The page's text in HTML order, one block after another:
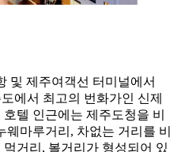
및 제주여객선 터미널에서
에서 최고의 번화가인 신제
텔 인근에는 제주도청을 비
마루거리, 차없는 거리를 비
거리, 볼거리가 형성되어 있